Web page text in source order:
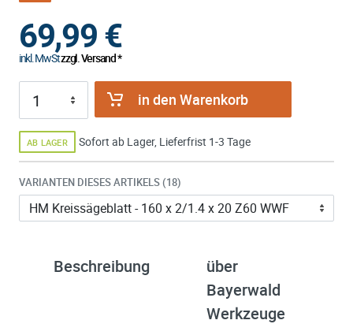
69,99€
inkl. MwStzzgl. Versand *
in den Warenkorb
AB LAGER Sofort ab Lager, Lieferfrist 1-3 Tage
VARIANTEN DIESES ARTIKELS (18)
Beschreibung
über
Bayerwald
Werkzeuge